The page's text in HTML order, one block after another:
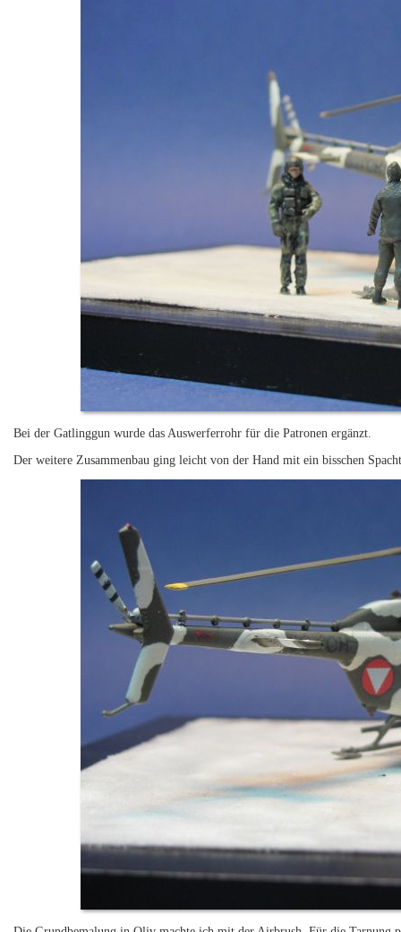
Bei der Gatlinggun wurde das Auswerferrohr für die Patronen ergänzt.
Der weitere Zusammenbau ging leicht von der Hand mit ein bisschen